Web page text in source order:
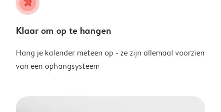
tools
Klaar om op te hangen
Hang je kalender meteen op - ze zijn allemaal voorzien
van een ophangsysteem